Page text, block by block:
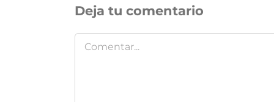
Deja tu comentario
Comentar